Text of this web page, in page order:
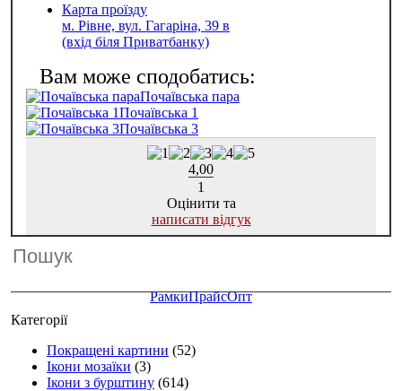
Карта проїзду
м. Рівне, вул. Гагаріна, 39 в
(вхід біля Приватбанку)
Почаївська пара
Почаївська 1
Почаївська 3
4,00
1
Оцінити та
написати відгук
РамкиПрайсОпт
Категорії
Покращені картини (52)
Ікони мозаїки (3)
Ікони з бурштину (614)